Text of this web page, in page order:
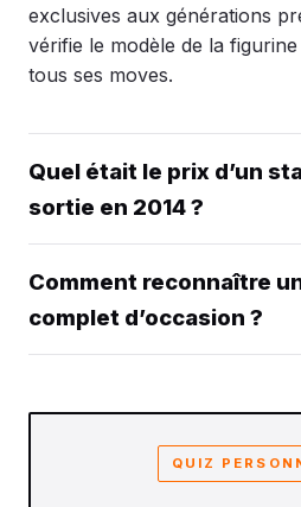
exclusives aux générations
vérifie le modèle de la
tous ses moves.
Quel était le prix d’un
sortie en 2014 ?
Comment reconnaître
complet d’occasion ?
QUIZ